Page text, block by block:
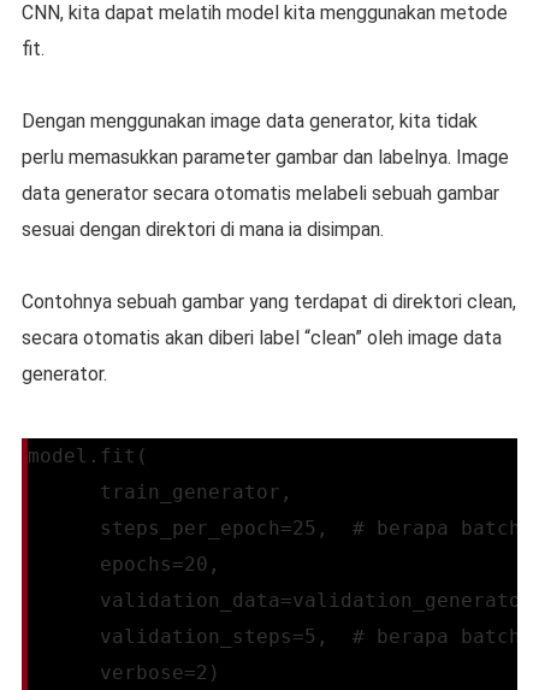
CNN, kita dapat melatih model kita menggunakan metode
fit.
Dengan menggunakan image data generator, kita tidak
perlu memasukkan parameter gambar dan labelnya. Image
data generator secara otomatis melabeli sebuah gambar
sesuai dengan direktori di mana ia disimpan.
Contohnya sebuah gambar yang terdapat di direktori clean,
secara otomatis akan diberi label “clean” oleh image data
generator.
model.fit(
      train_generator,
steps_per_epoch=25,  # berapa batch
      epochs=20,
validation_steps=5,  # berapa batch
      verbose=2)